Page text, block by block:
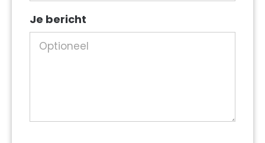
werkzaamheden
Je bericht